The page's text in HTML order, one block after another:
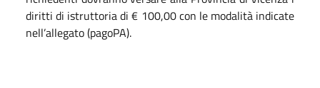
diritti di istruttoria di € 100,00 con le modalità indicate
nell’allegato (pagoPA).